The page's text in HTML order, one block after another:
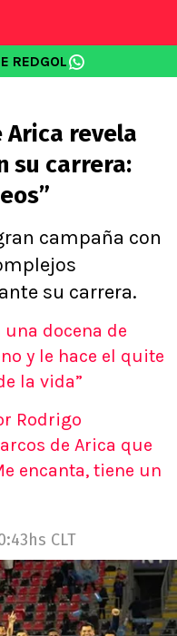
REDGOL
Arica revela
su carrera:
campaña con
su carrera.
docena de
y le hace el quite
la vida”
Rodrigo
de Arica que
encanta, tiene un
CLT